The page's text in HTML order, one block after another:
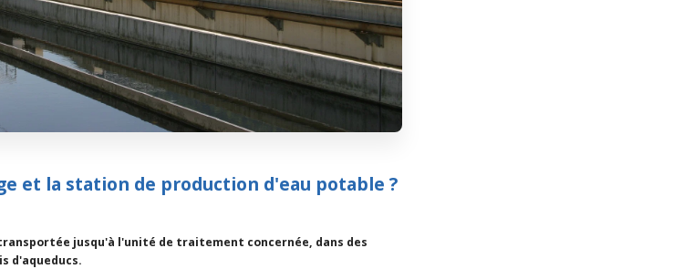
et la station de production d'eau potable ?
jusqu'à l'unité de traitement concernée, dans des
d'aqueducs.